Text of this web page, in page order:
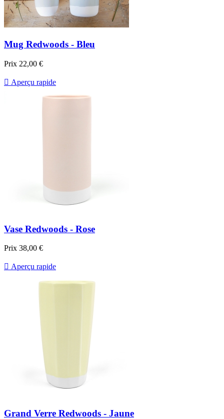
Mug Redwoods - Bleu
Prix 22,00 €
 Aperçu rapide
Vase Redwoods - Rose
Prix 38,00 €
 Aperçu rapide
Grand Verre Redwoods - Jaune